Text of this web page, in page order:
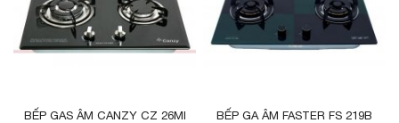
BẾP GAS ÂM CANZY CZ 26MI BẾP GA ÂM FASTER FS 219B